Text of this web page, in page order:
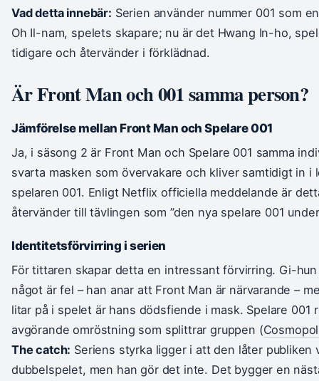
Vad detta innebär: Serien använder nummer 001 som
Oh Il-nam, spelets skapare; nu är det Hwang In-ho,
tidigare och återvänder i förklädnad.
Är Front Man och 001 samma person?
Jämförelse mellan Front Man och Spelare 001
Ja, i säsong 2 är Front Man och Spelare 001 samma
svarta masken som övervakare och kliver samtidigt in i
spelaren 001. Enligt Netflix officiella meddelande är
återvänder till tävlingen som ”den nya spelare 001
Identitetsförvirring i serien
För tittaren skapar detta en intressant förvirring. Gi-
något är fel – han anar att Front Man är närvarande –
litar på i spelet är hans dödsfiende i mask. Spelare 001
avgörande omröstning som splittrar gruppen (
The catch: Seriens styrka ligger i att den låter
dubbelspelet, men han gör det inte. Det bygger en